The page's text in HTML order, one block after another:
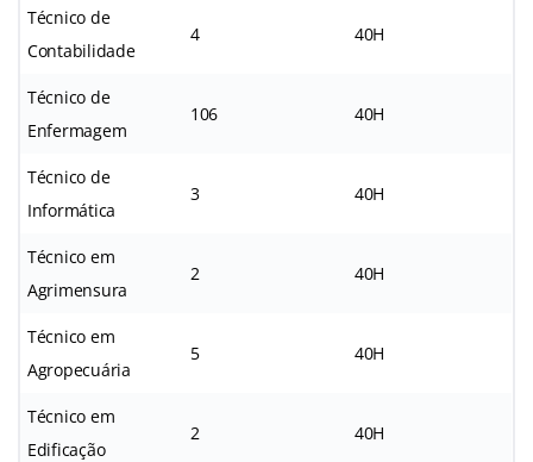
Técnico de
Contabilidade
4 40H
Técnico de
Enfermagem
106 40H
Técnico de
Informática
3 40H
Técnico em
Agrimensura
2 40H
Técnico em
Agropecuária
5 40H
Técnico em
Edificação
2 40H